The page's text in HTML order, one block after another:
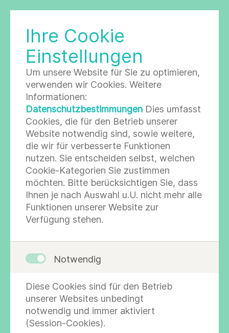
LABORGESELLSCHAFT
17-OH-Progesteron
Aliase
Kategorien
17-Hydroxyprogesteron
Endokrinologie/Stoffwechsel
Indikation & Interpretation
Verdacht auf 21-Hydroxylasemangel
(Adrenogenitales Syndrom).
Probe Material & Stabilität
Material
Serum (weiße Monovette)
1 ml
Stabilität
Ihre Cookie
Einstellungen
Um unsere Website für Sie zu optimieren,
verwenden wir Cookies. Weitere
Informationen:
Datenschutzbestimmungen Dies umfasst
Cookies, die für den Betrieb unserer
Website notwendig sind, sowie weitere,
die wir für verbesserte Funktionen
nutzen. Sie entscheiden selbst, welchen
Cookie-Kategorien Sie zustimmen
möchten. Bitte berücksichtigen Sie, dass
Ihnen je nach Auswahl u.U. nicht mehr alle
Funktionen unserer Website zur
Verfügung stehen.
Notwendig
Diese Cookies sind für den Betrieb
unserer Websites unbedingt
notwendig und immer aktiviert
(Session-Cookies).